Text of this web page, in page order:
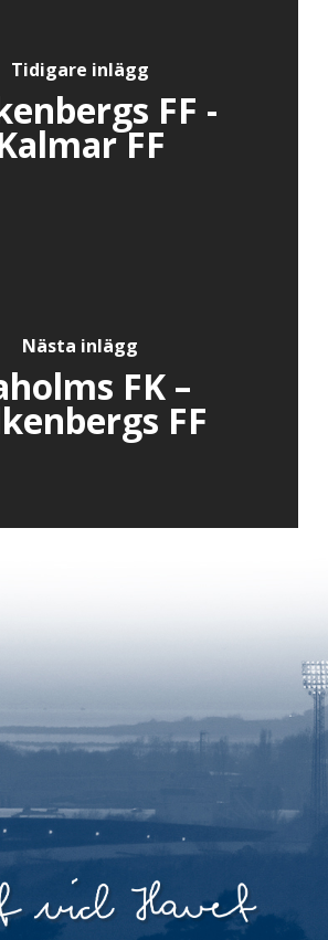
Tidigare inlägg
FF -
FF
Nästa inlägg
FK –
FF